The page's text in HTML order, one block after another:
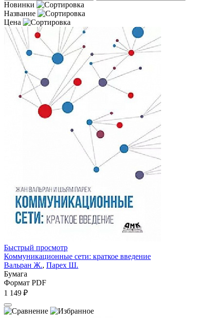
Новинки
Название
Цена
Быстрый просмотр
Коммуникационные сети: краткое введение
Вальран Ж., Парех Ш.
Бумага
Формат PDF
1 149 ₽